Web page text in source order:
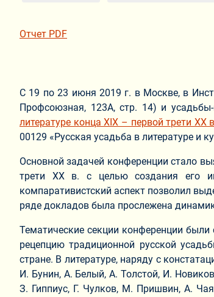
Отчет PDF
С 19 по 23 июня 2019 г. в Москве, в
Профсоюзная, 123А, стр. 14) и
литературе конца XIX – первой трети XX
00129 «Русская усадьба в литературе и
Основной задачей конференции стало
трети XX в. с целью создания его
компаративистский аспект позволил
ряде докладов была прослежена
Тематические секции конференции
рецепцию традиционной русской
стране. В литературе, наряду с
И. Бунин, А. Белый, А. Толстой, И.
З. Гиппиус, Г. Чулков, М. Пришвин, А.